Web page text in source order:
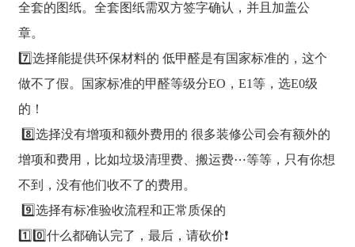
全套的图纸。全套图纸需双方签字确认，并且加盖公
章。
7️⃣选择能提供环保材料的 低甲醛是有国家标准的，这个
做不了假。国家标准的甲醛等级分EO，E1等，选E0级
的！
8️⃣选择没有增项和额外费用的 很多装修公司会有额外的
增项和费用，比如垃圾清理费、搬运费⋯等等，只有你想
不到，没有他们收不了的费用。
9️⃣选择有标准验收流程和正常质保的
1️⃣0️⃣什么都确认完了，最后，请砍价❗